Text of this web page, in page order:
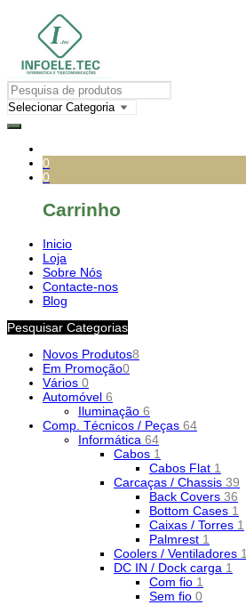
0
0
Carrinho
Inicio
Loja
Sobre Nós
Contacte-nos
Blog
Pesquisar Categorias
Novos Produtos8
Em Promoção0
Vários 0
Automóvel 6
Iluminação 6
Comp. Técnicos / Peças 64
Informática 64
Cabos 1
Cabos Flat 1
Carcaças / Chassis 39
Back Covers 36
Bottom Cases 1
Caixas / Torres 1
Palmrest 1
Coolers / Ventiladores 1
DC IN / Dock carga 1
Com fio 1
Sem fio 0